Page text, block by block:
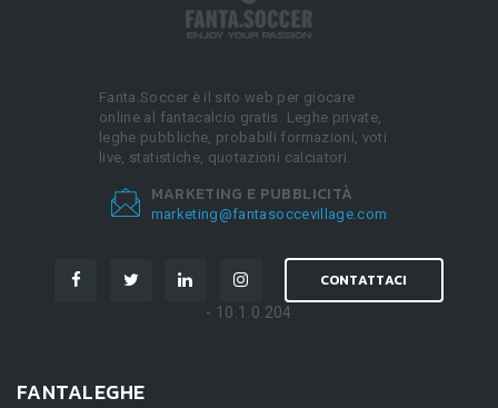
Fanta.Soccer è il sito web per giocare
online al fantacalcio gratis. Leghe private,
leghe pubbliche, probabili formazioni, voti
live, statistiche, quotazioni calciatori.
MARKETING E PUBBLICITÀ
marketing@fantasoccevillage.com
CONTATTACI
- 10.1.0.204
FANTALEGHE